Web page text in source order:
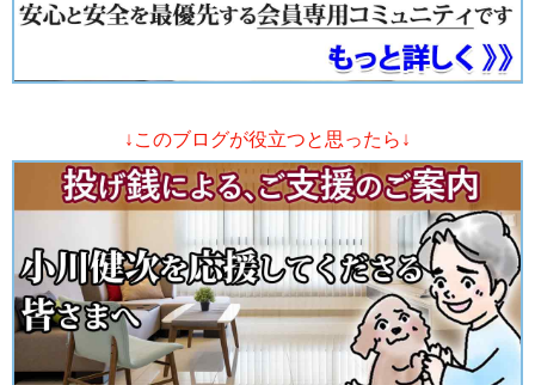
↓このブログが役立つと思ったら↓